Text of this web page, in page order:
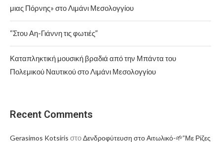
μιας Πόρνης» στο Λιμάνι Μεσολογγίου
“Στου Αη-Γιάννη τις φωτιές”
Καταπληκτική μουσική βραδιά από την Μπάντα του
Πολεμικού Ναυτικού στο Λιμάνι Μεσολογγίου
Recent Comments
Gerasimos Kotsiris στοΔενδροφύτευση στο Αιτωλικό-🌱”Με Ρίζες